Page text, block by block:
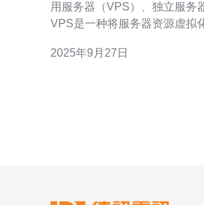
用服务器（VPS）、独立服务器
VPS是一种将服务器资源虚拟
大型游戏。 1.3 云服务
2025年9月27日